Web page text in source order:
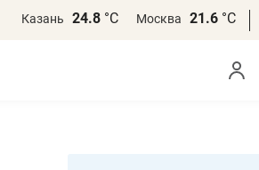
Казань 24.8 °С Москва 21.6 °С